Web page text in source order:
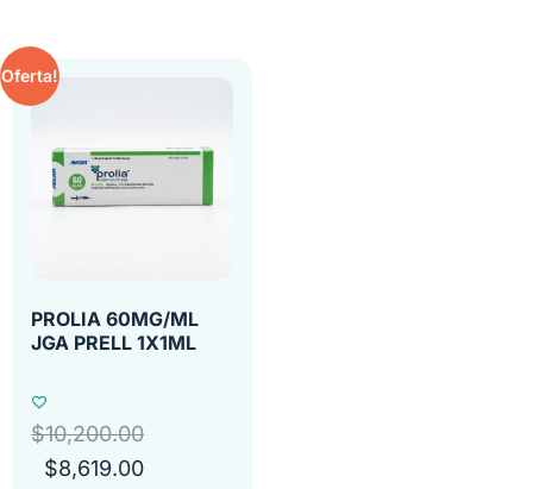
Oferta!
PROLIA 60MG/ML
JGA PRELL 1X1ML
$10,200.00
$8,619.00